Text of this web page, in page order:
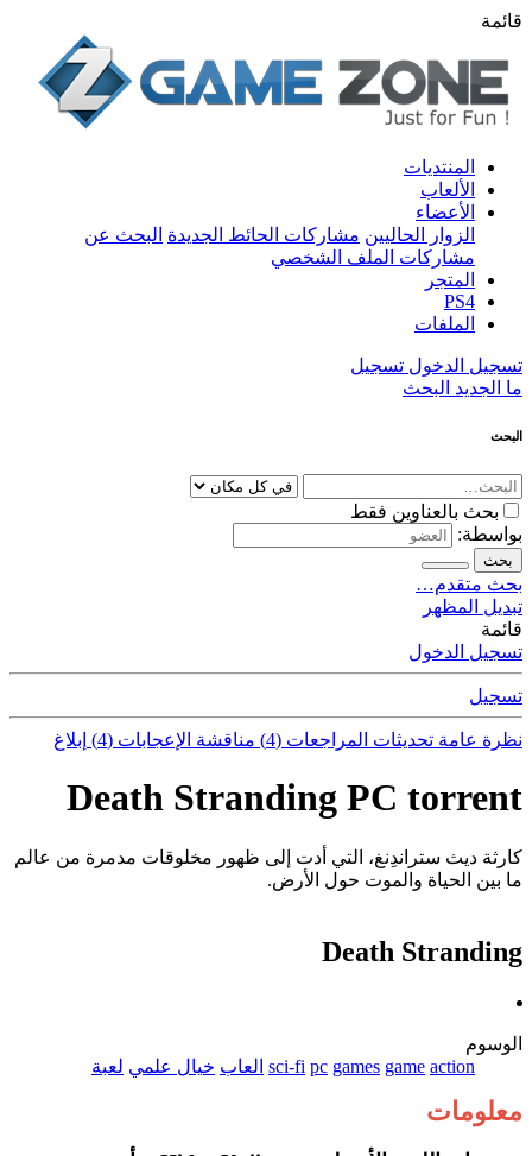
قائمة
المنتديات
الألعاب
الأعضاء
الزوار الحاليين مشاركات الحائط الجديدة البحث عن
مشاركات الملف الشخصي
المتجر
PS4
الملفات
تسجيل الدخول تسجيل
ما الجديد البحث
البحث
بحث بالعناوين فقط
بواسطة:
بحث
بحث متقدم…
تبديل المظهر
قائمة
تسجيل الدخول
تسجيل
نظرة عامة تحديثات المراجعات (4) مناقشة الإعجابات (4) إبلاغ
Death Stranding PC torrent
كارثة ديث ستراندِنغ، التي أدت إلى ظهور مخلوقات مدمرة من عالم
ما بين الحياة والموت حول الأرض.
Death Stranding
الوسوم
action
game
games
pc
sci-fi العاب خيال علمي لعبة
معلومات